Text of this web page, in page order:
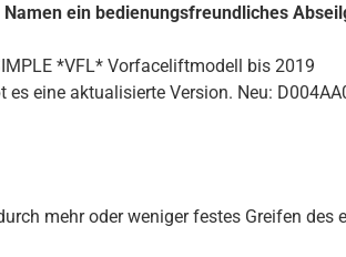
Namen ein bedienungsfreundliches
*VFL* Vorfaceliftmodell bis 2019
es eine aktualisierte Version. Neu:
mehr oder weniger festes Greifen des